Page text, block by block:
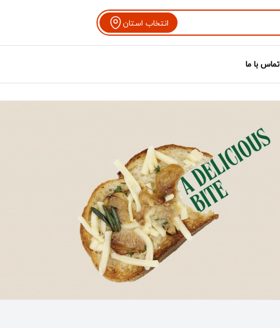
انتخاب استان
تماس با ما